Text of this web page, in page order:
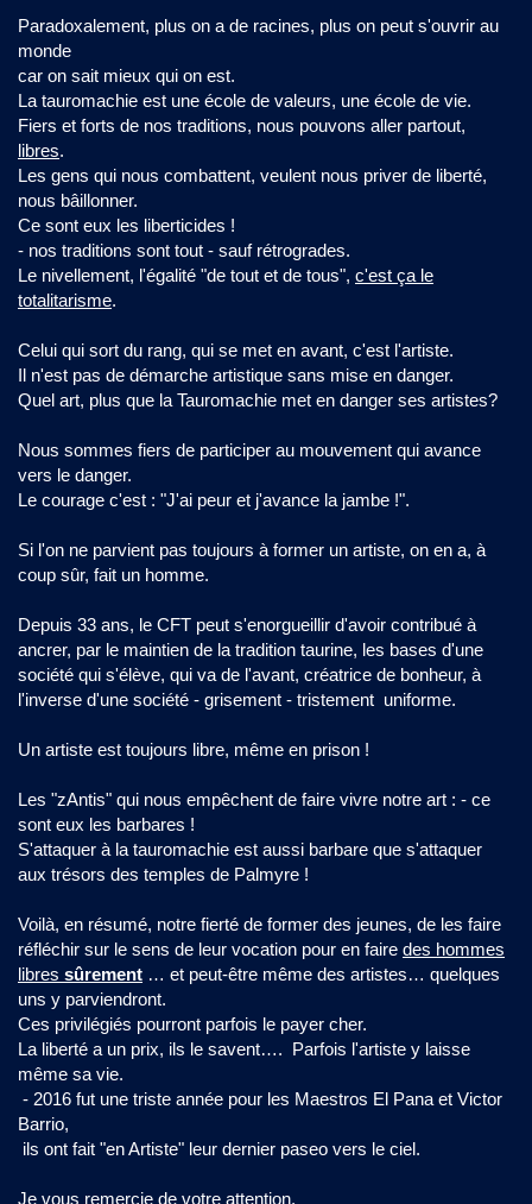
Paradoxalement, plus on a de racines, plus on peut s'ouvrir au
monde
car on sait mieux qui on est.
La tauromachie est une école de valeurs, une école de vie.
Fiers et forts de nos traditions, nous pouvons aller partout,
libres.
Les gens qui nous combattent, veulent nous priver de liberté,
nous bâillonner.
Ce sont eux les liberticides !
- nos traditions sont tout - sauf rétrogrades.
Le nivellement, l'égalité "de tout et de tous", c'est ça le
totalitarisme.
Celui qui sort du rang, qui se met en avant, c'est l'artiste.
Il n'est pas de démarche artistique sans mise en danger.
Quel art, plus que la Tauromachie met en danger ses artistes?
Nous sommes fiers de participer au mouvement qui avance
vers le danger.
Le courage c'est : "J'ai peur et j'avance la jambe !".
Si l'on ne parvient pas toujours à former un artiste, on en a, à
coup sûr, fait un homme.
Depuis 33 ans, le CFT peut s'enorgueillir d'avoir contribué à
ancrer, par le maintien de la tradition taurine, les bases d'une
société qui s'élève, qui va de l'avant, créatrice de bonheur, à
l'inverse d'une société - grisement - tristement uniforme.
Un artiste est toujours libre, même en prison !
Les "zAntis" qui nous empêchent de faire vivre notre art : - ce
sont eux les barbares !
S'attaquer à la tauromachie est aussi barbare que s'attaquer
aux trésors des temples de Palmyre !
Voilà, en résumé, notre fierté de former des jeunes, de les faire
réfléchir sur le sens de leur vocation pour en faire des hommes
libres sûrement … et peut-être même des artistes… quelques
uns y parviendront.
Ces privilégiés pourront parfois le payer cher.
La liberté a un prix, ils le savent…. Parfois l'artiste y laisse
même sa vie.
- 2016 fut une triste année pour les Maestros El Pana et Victor
Barrio,
ils ont fait "en Artiste" leur dernier paseo vers le ciel.
Je vous remercie de votre attention.